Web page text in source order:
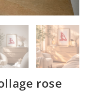
rose